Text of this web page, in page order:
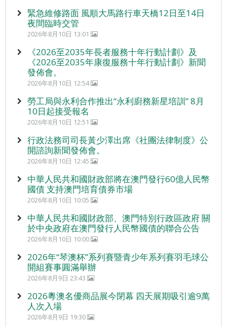
緊急維修路面 風順大馬路行車天橋12日至14日
夜間臨時交管
2026年8月10日 13:01
《2026至2035年長者服務十年行動計劃》及
《2026至2035年康復服務十年行動計劃》新聞
發佈會。
2026年8月10日 12:54
勞工局與永利合作推出“永利廚務新星培訓” 8月
10日起接受報名
2026年8月10日 12:51
行政法務司司長黃少澤出席《社團法律制度》公
開諮詢新聞發佈會。
2026年8月10日 12:45
中華人民共和國財政部將在澳門發行60億人民幣
國債 支持澳門培育債券市場
2026年8月10日 10:05
中華人民共和國財政部、澳門特別行政區政府 關
於中央政府在澳門發行人民幣國債的聯合公告
2026年8月10日 10:00
2026年“琴澳杯”系列賽暨青少年系列賽羽毛球公
開組賽事圓滿舉辦
2026年8月9日 23:43
2026粵澳名優商品展今閉幕 四天展期吸引逾9萬
人次入場
2026年8月9日 19:30